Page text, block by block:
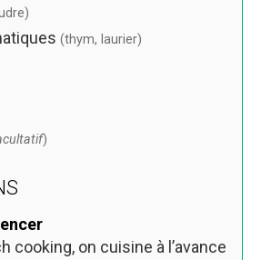
(thym, laurier)
)
cooking, on cuisine à l’avance